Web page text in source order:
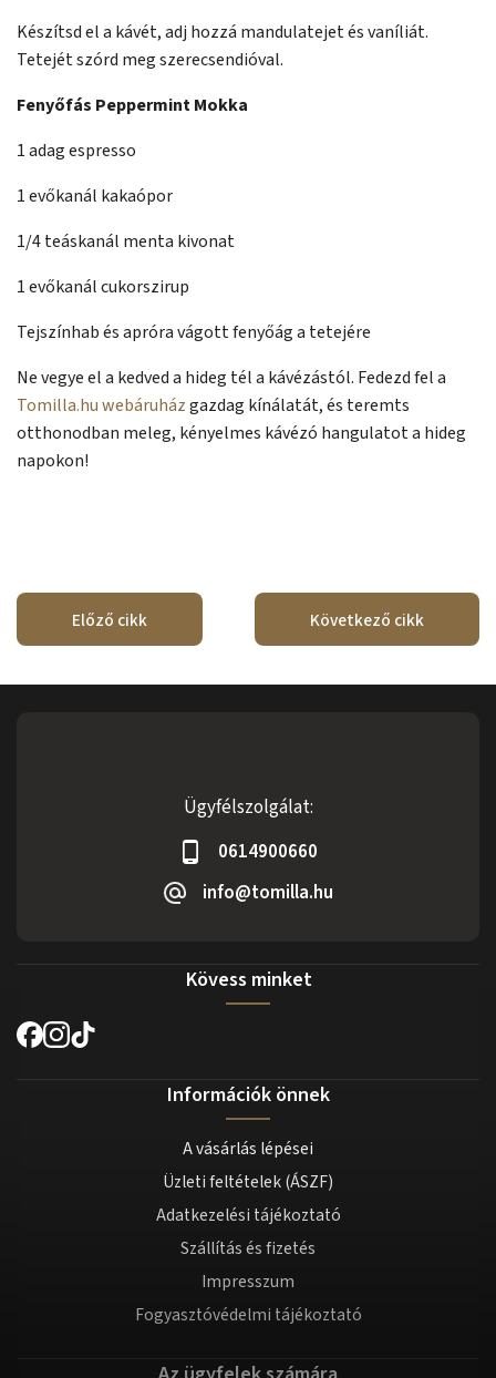
Készítsd el a kávét, adj hozzá mandulatejet és vaníliát.
Tetejét szórd meg szerecsendióval.
Fenyőfás Peppermint Mokka
1 adag espresso
1 evőkanál kakaópor
1/4 teáskanál menta kivonat
1 evőkanál cukorszirup
Tejszínhab és apróra vágott fenyőág a tetejére
Ne vegye el a kedved a hideg tél a kávézástól. Fedezd fel a
Tomilla.hu webáruházgazdag kínálatát, és teremts
otthonodban meleg, kényelmes kávézó hangulatot a hideg
napokon!
Előző cikk Következő cikk
Ügyfélszolgálat:
0614900660
info@tomilla.hu
Kövess minket
Információk önnek
A vásárlás lépései
Üzleti feltételek (ÁSZF)
Adatkezelési tájékoztató
Szállítás és fizetés
Impresszum
Fogyasztóvédelmi tájékoztató